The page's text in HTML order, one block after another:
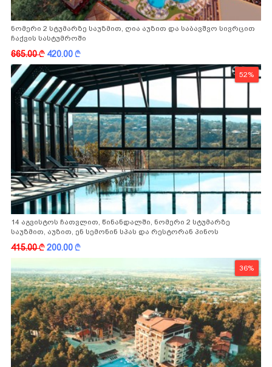
ნომერი 2 სტუმარზე საუზმით, ღია აუზით და საბავშვო სივრცით
ჩაქვის სასტუმროში
665.00k 420.00k
52%
14 აგვისტოს ჩათვლით, წინანდალში, ნომერი 2 სტუმარზე
საუზმით, აუზით, ენ სემონინ სპას და რესტორან პინოს
415.00k200.00k
36%